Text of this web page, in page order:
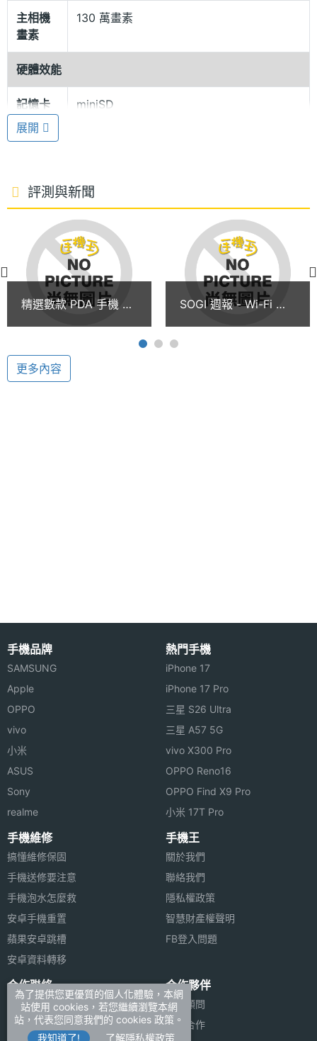
快速搜尋管理模式、流覽器的進階友善平台、Pocket
MSN及 Hotmail 介面大整合等都有大幅的革新。
Dopod 838 絕對是時尚玩家超凡品味的不二選擇。
奢華視聽 隨心娛樂 隨時精彩
Dopod 838 具有 130 萬畫素多功能 CMOS 相機，使
同步更動人。Dopod 838 還有 Windows Media，視
聽一體，繽紛精彩一覽無餘。支援多種影片檔播放，
行動的高品質影院，精彩、熱門大片隨時欣賞。高品
質的 MP3 立體聲播放，比美 PC 自然音效。高音質立
體聲耳機，感受超凡聽覺衝擊，打造自己的歌劇院。
Dopod 838 裝載有 Word、Excel 等 office 軟體，全
螢幕的手寫輸入，令檔案編輯更簡單流暢，行動辦公
SDRAM，程式運行更快更穩，並可儲存安裝更多內
容，精彩世界，由你一手掌控。Dopod 838 支援
MMC/SDIO 記憶卡擴充，一卡在手存儲容量便可一再
Dopod 838 功能特色:
◎ 滑蓋式隱藏 QWERTY 按鍵
◎ 支援全螢幕手寫
◎ 64 Flash ROM 128M SDRAM
◎ 65000 色、解析度 240×320 pixels TFT LCD
◎ 130 萬畫素 CMOS 相機
◎ 支援藍芽、紅外線、Mini USB 傳輸功能
◎ 支援 SDIO/MMC 卡擴充
◎ 支援 office 檔案讀取
※本文為 SOGI 手機王版權所有，未經授權不得轉載使用※
主相機
畫素
130 萬畫素
硬體效能
記憶卡 miniSD
電池容
多媒體資訊
音樂播
放器
MP3, WMA
類
展開
評測與新聞
精選數款 PDA 手機 讓
SOGI 週報 - Wi-Fi 無
更多內容
手機品牌
SAMSUNG
Apple
OPPO
vivo
小米
ASUS
Sony
realme
熱門手機
iPhone 17
iPhone 17 Pro
三星 S26 Ultra
三星 A57 5G
vivo X300 Pro
OPPO Reno16
OPPO Find X9 Pro
小米 17T Pro
手機維修
搞懂維修保固
手機送修要注意
手機泡水怎麼救
安卓手機重置
蘋果安卓跳槽
安卓資料轉移
手機王
關於我們
聯絡我們
隱私權政策
智慧財產權聲明
FB登入問題
合作聯絡
廣告刊登
加入商店報價
合作夥伴
法律顧問
媒體合作
為了提供您更優質的個人化體驗，本網
站使用 cookies，若您繼續瀏覽本網
站，代表您同意我們的 cookies 政策。
我知道了!
了解隱私權政策